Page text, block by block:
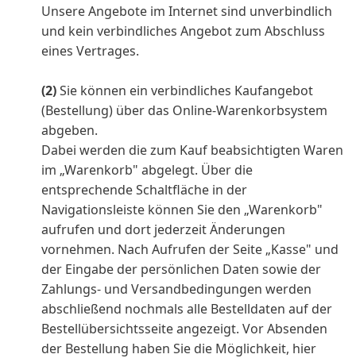
Unsere Angebote im Internet sind unverbindlich
und kein verbindliches Angebot zum Abschluss
eines Vertrages.
(2)Sie können ein verbindliches Kaufangebot
(Bestellung) über das Online-Warenkorbsystem
abgeben.
Dabei werden die zum Kauf beabsichtigten Waren
im „Warenkorb" abgelegt. Über die
entsprechende Schaltfläche in der
Navigationsleiste können Sie den „Warenkorb"
aufrufen und dort jederzeit Änderungen
vornehmen. Nach Aufrufen der Seite „Kasse" und
der Eingabe der persönlichen Daten sowie der
Zahlungs- und Versandbedingungen werden
abschließend nochmals alle Bestelldaten auf der
Bestellübersichtsseite angezeigt. Vor Absenden
der Bestellung haben Sie die Möglichkeit, hier